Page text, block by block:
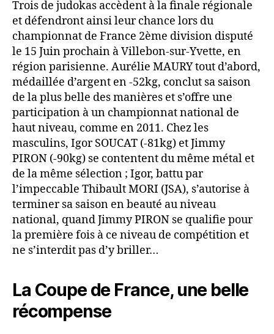
Trois de judokas accèdent à la finale régionale
et défendront ainsi leur chance lors du
championnat de France 2ème division disputé
le 15 Juin prochain à Villebon-sur-Yvette, en
région parisienne. Aurélie MAURY tout d’abord,
médaillée d’argent en -52kg, conclut sa saison
de la plus belle des manières et s’offre une
participation à un championnat national de
haut niveau, comme en 2011. Chez les
masculins, Igor SOUCAT (-81kg) et Jimmy
PIRON (-90kg) se contentent du même métal et
de la même sélection ; Igor, battu par
l’impeccable Thibault MORI (JSA), s’autorise à
terminer sa saison en beauté au niveau
national, quand Jimmy PIRON se qualifie pour
la première fois à ce niveau de compétition et
ne s’interdit pas d’y briller…
La Coupe de France, une belle
récompense